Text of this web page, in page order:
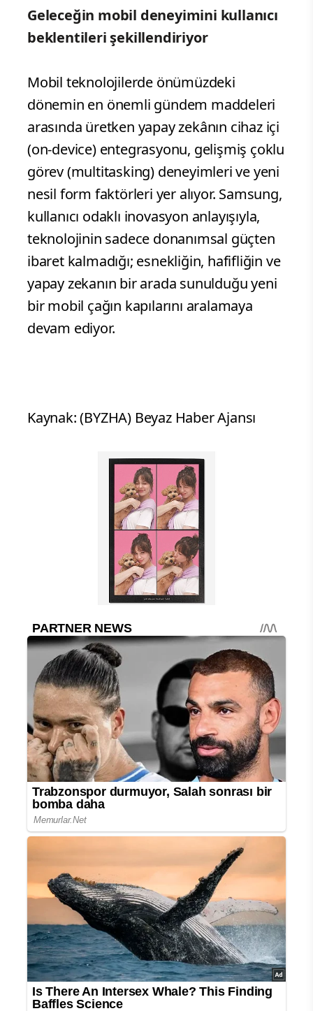
Geleceğin mobil deneyimini kullanıcı
beklentileri şekillendiriyor
Mobil teknolojilerde önümüzdeki
dönemin en önemli gündem maddeleri
arasında üretken yapay zekânın cihaz içi
(on-device) entegrasyonu, gelişmiş çoklu
görev (multitasking) deneyimleri ve yeni
nesil form faktörleri yer alıyor. Samsung,
kullanıcı odaklı inovasyon anlayışıyla,
teknolojinin sadece donanımsal güçten
ibaret kalmadığı; esnekliğin, hafifliğin ve
yapay zekanın bir arada sunulduğu yeni
bir mobil çağın kapılarını aralamaya
devam ediyor.
Kaynak: (BYZHA) Beyaz Haber Ajansı